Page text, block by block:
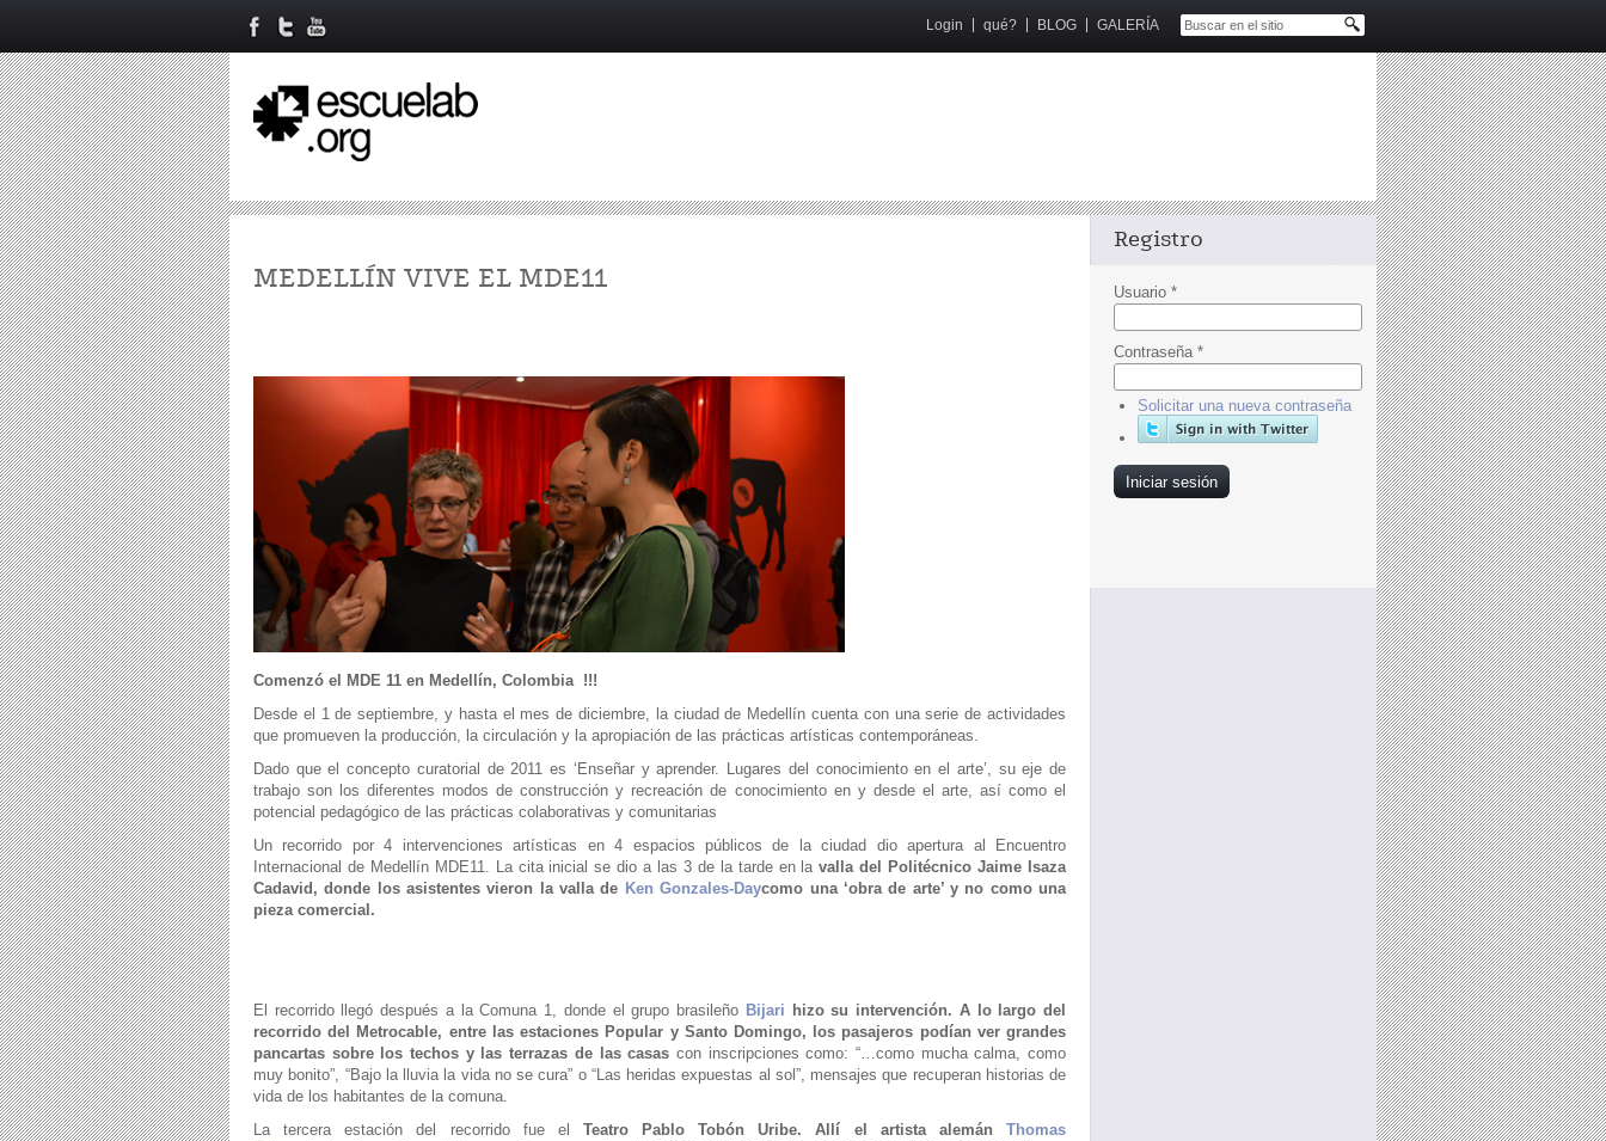
Login qué? BLOG GALERÍA
MEDELLÍN VIVE EL MDE11
Comenzó el MDE 11 en Medellín, Colombia !!!
Desde el 1 de septiembre, y hasta el mes de diciembre, la ciudad de Medellín cuenta con una serie de actividades
que promueven la producción, la circulación y la apropiación de las prácticas artísticas contemporáneas.
Dado que el concepto curatorial de 2011 es ‘Enseñar y aprender. Lugares del conocimiento en el arte’, su eje de
trabajo son los diferentes modos de construcción y recreación de conocimiento en y desde el arte, así como el
potencial pedagógico de las prácticas colaborativas y comunitarias
Un recorrido por 4 intervenciones artísticas en 4 espacios públicos de la ciudad dio apertura al Encuentro
Internacional de Medellín MDE11. La cita inicial se dio a las 3 de la tarde en lavalla del Politécnico Jaime Isaza
Cadavid, donde los asistentes vieron la valla de Ken Gonzales-Daycomo una ‘obra de arte’ y no como una
pieza comercial.
El recorrido llegó después a la Comuna 1, donde el grupo brasileño Bijari hizo su intervención. A lo largo del
recorrido del Metrocable, entre las estaciones Popular y Santo Domingo, los pasajeros podían ver grandes
pancartas sobre los techos y las terrazas de las casas con inscripciones como: “…como mucha calma, como
muy bonito”, “Bajo la lluvia la vida no se cura” o “Las heridas expuestas al sol”, mensajes que recuperan historias de
vida de los habitantes de la comuna.
La tercera estación del recorrido fue el Teatro Pablo Tobón Uribe. Allí el artista alemán Thomas
Registro
Usuario *
Contraseña *
Solicitar una nueva contraseña